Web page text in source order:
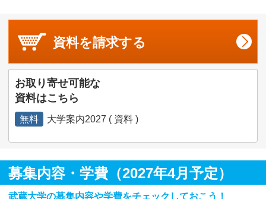
資料を請求する
お取り寄せ可能な
資料はこちら
無料 大学案内2027 ( 資料 )
募集内容・学費（2027年4月予定）
武蔵大学の募集内容や学費をチェックしておこう！